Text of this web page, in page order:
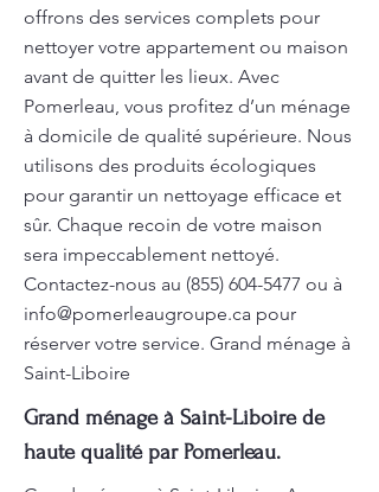
offrons des services complets pour
nettoyer votre appartement ou maison
avant de quitter les lieux. Avec
Pomerleau, vous profitez d’un ménage
à domicile de qualité supérieure. Nous
utilisons des produits écologiques
pour garantir un nettoyage efficace et
sûr. Chaque recoin de votre maison
sera impeccablement nettoyé.
Contactez-nous au (855) 604-5477 ou à
info@pomerleaugroupe.ca pour
réserver votre service. Grand ménage à
Saint-Liboire
Grand ménage à Saint-Liboire de
haute qualité par Pomerleau.